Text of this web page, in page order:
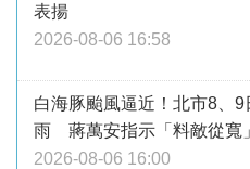
表揚
2026-08-06 16:58
白海豚颱風逼近！北市8、
雨 蔣萬安指示「料敵從寬
2026-08-06 16:00